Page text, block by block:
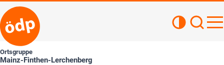
Ortsgruppe
Mainz-Finthen-Lerchenberg